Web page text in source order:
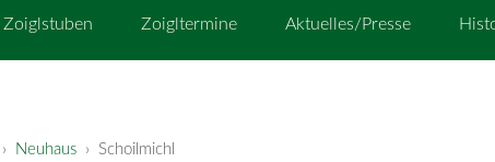
Zoiglstuben Zoigltermine Aktuelles/Presse
› Neuhaus › Schoilmichl